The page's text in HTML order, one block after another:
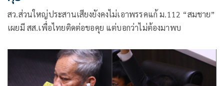
สว.ส่วนใหญ่ประสานเสียงยังคงไม่เอาพรรคแก้ ม.112 “สมชาย”
เผยมี สส.เพื่อไทยติดต่อขอคุย แต่บอกว่าไม่ต้องมาพบ